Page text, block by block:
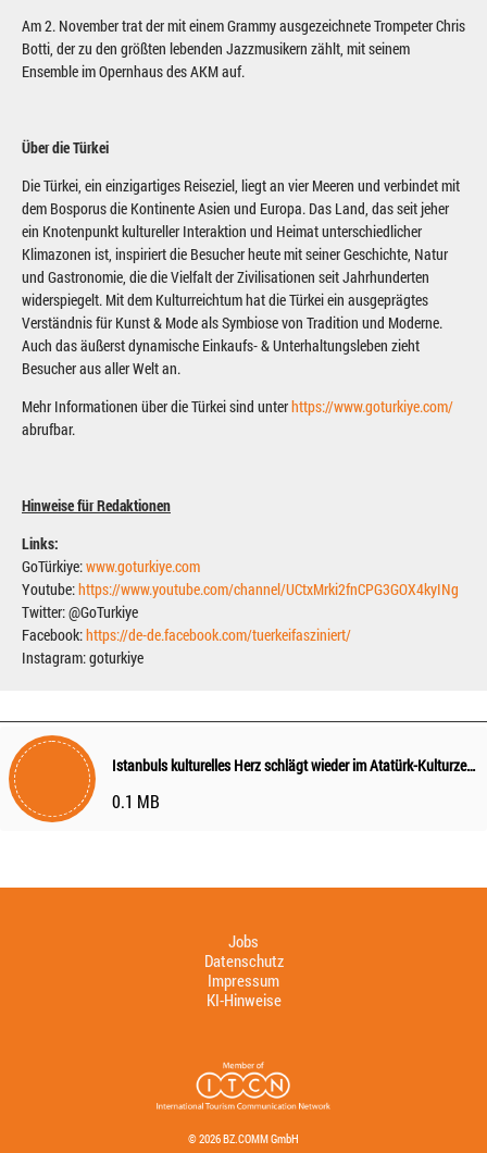
Am 2. November trat der mit einem Grammy ausgezeichnete Trompeter Chris
Botti, der zu den größten lebenden Jazzmusikern zählt, mit seinem
Ensemble im Opernhaus des AKM auf.
Über die Türkei
Die Türkei, ein einzigartiges Reiseziel, liegt an vier Meeren und verbindet mit
dem Bosporus die Kontinente Asien und Europa. Das Land, das seit jeher
ein Knotenpunkt kultureller Interaktion und Heimat unterschiedlicher
Klimazonen ist, inspiriert die Besucher heute mit seiner Geschichte, Natur
und Gastronomie, die die Vielfalt der Zivilisationen seit Jahrhunderten
widerspiegelt. Mit dem Kulturreichtum hat die Türkei ein ausgeprägtes
Verständnis für Kunst & Mode als Symbiose von Tradition und Moderne.
Auch das äußerst dynamische Einkaufs- & Unterhaltungsleben zieht
Besucher aus aller Welt an.
Mehr Informationen über die Türkei sind unterhttps://www.goturkiye.com/
abrufbar.
Hinweise für Redaktionen
Links:
GoTürkiye:www.goturkiye.com
Youtube:https://www.youtube.com/channel/UCtxMrki2fnCPG3GOX4kyINg
Twitter: @GoTurkiye
Facebook:https://de-de.facebook.com/tuerkeifasziniert/
Instagram: goturkiye
Istanbuls kulturelles Herz schlägt wieder im Atatürk-Kulturzentrum
0.1 MB
Jobs
Datenschutz
Impressum
KI-Hinweise
© 2026 BZ.COMM GmbH